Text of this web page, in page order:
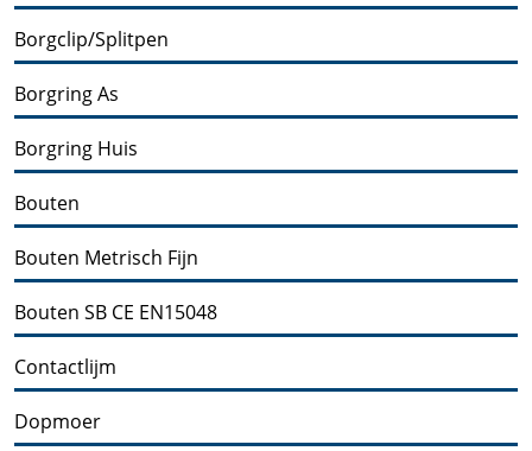
Borgclip/Splitpen
Borgring As
Borgring Huis
Bouten
Bouten Metrisch Fijn
Bouten SB CE EN15048
Contactlijm
Dopmoer